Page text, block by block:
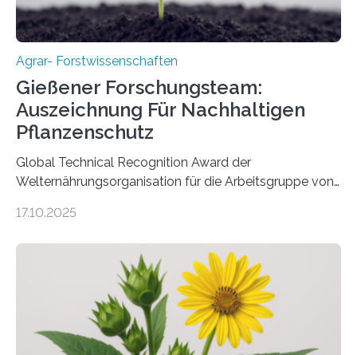
Agrar- Forstwissenschaften
Gießener Forschungsteam:
Auszeichnung Für Nachhaltigen
Pflanzenschutz
Global Technical Recognition Award der
Welternährungsorganisation für die Arbeitsgruppe von
Insektenbiotechnologie der JLU Insekten spielen eine
aber Krankheiten übertragen und der Landwirtschaft
und dem Gartenbau erhebliche Schäden zufügen. Es ist
daher entscheidend, Schadinsekten effektiv zu
bekämpfen, während gleichzeitig nützliche Insekten
erhalten bleiben. An der Justus-Liebig-Universität
17.10.2025